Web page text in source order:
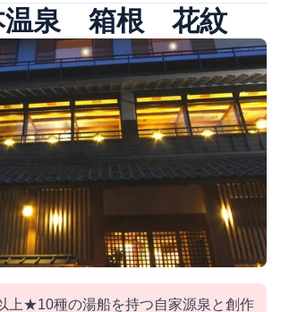
温泉 箱根 花紋
上★10種の湯船を持つ自家源泉と創作